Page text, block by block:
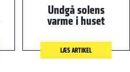
Undgå solens
varme i huset
LÆS ARTIKEL